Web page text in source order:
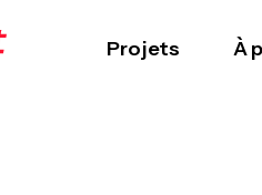
Projets À